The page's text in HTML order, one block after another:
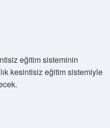
eğitim sisteminin
kesintisiz eğitim sistemiyle